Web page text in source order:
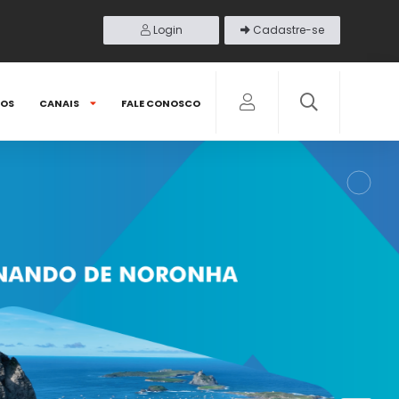
Login Cadastre-se
CANAIS FALE CONOSCO